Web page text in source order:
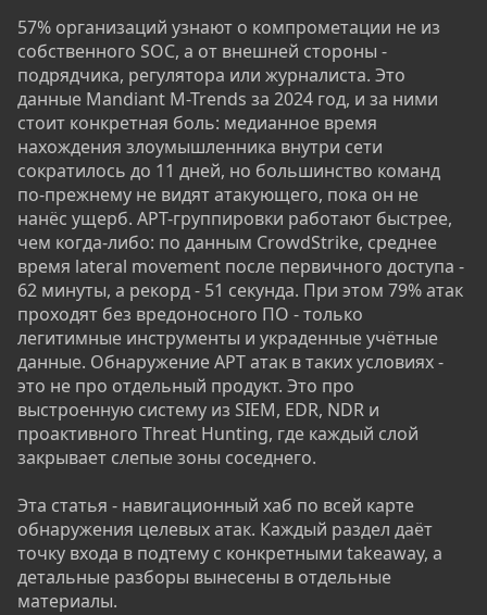
57% организаций узнают о компрометации не из
собственного SOC, а от внешней стороны -
подрядчика, регулятора или журналиста. Это
данные Mandiant M-Trends за 2024 год, и за ними
стоит конкретная боль: медианное время
нахождения злоумышленника внутри сети
сократилось до 11 дней, но большинство команд
по-прежнему не видят атакующего, пока он не
нанёс ущерб. APT-группировки работают быстрее,
чем когда-либо: по данным CrowdStrike, среднее
время lateral movement после первичного доступа -
62 минуты, а рекорд - 51 секунда. При этом 79% атак
проходят без вредоносного ПО - только
легитимные инструменты и украденные учётные
данные. Обнаружение APT атак в таких условиях -
это не про отдельный продукт. Это про
выстроенную систему из SIEM, EDR, NDR и
проактивного Threat Hunting, где каждый слой
закрывает слепые зоны соседнего.
Эта статья - навигационный хаб по всей карте
обнаружения целевых атак. Каждый раздел даёт
точку входа в подтему с конкретными takeaway, а
детальные разборы вынесены в отдельные
материалы.